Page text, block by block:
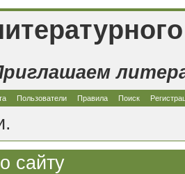
Пользователи Правила Поиск
сайту